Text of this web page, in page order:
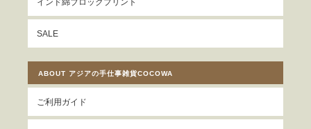
インド綿ブロックプリント
SALE
ABOUT アジアの手仕事雑貨COCOWA
ご利用ガイド